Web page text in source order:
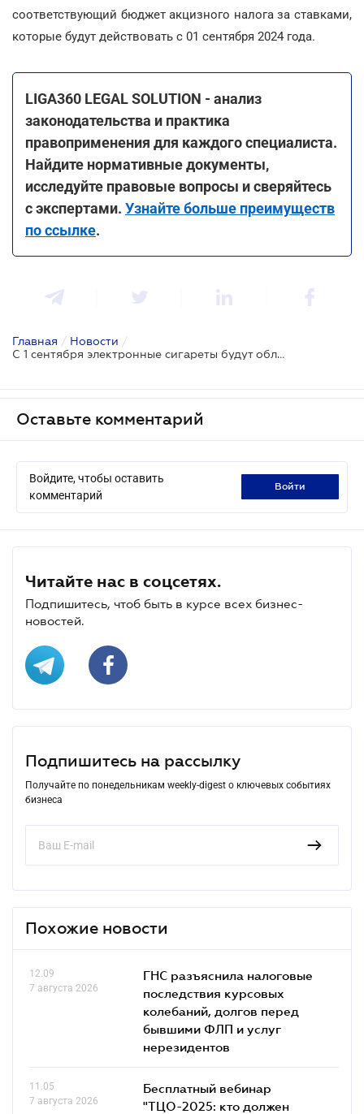
соответствующий бюджет акцизного налога за ставками,
которые будут действовать с 01 сентября 2024 года.
LIGA360 LEGAL SOLUTION - анализ
законодательства и практика
правоприменения для каждого специалиста.
Найдите нормативные документы,
исследуйте правовые вопросы и сверяйтесь
с экспертами. Узнайте больше преимуществ
по ссылке.
Главная / Новости /
С 1 сентября электронные сигареты будут облагать акцизным налогом
Оставьте комментарий
Войдите, чтобы оставить
комментарий
войти
Читайте нас в соцсетях.
Подпишитесь, чтоб быть в курсе всех бизнес-
новостей.
Подпишитесь на рассылку
Получайте по понедельникам weekly-digest о ключевых событиях
бизнеса
Похожие новости
12.09
7 августа 2026
ГНС разъяснила налоговые
последствия курсовых
колебаний, долгов перед
бывшими ФЛП и услуг
нерезидентов
11.05
7 августа 2026
Бесплатный вебинар
"ТЦО-2025: кто должен